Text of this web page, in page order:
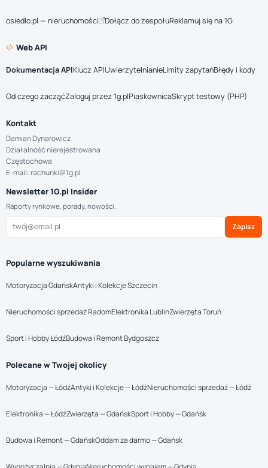
osiedlo.pl — nieruchomości Dołącz do zespołuReklamuj się na 1G
Web API
Dokumentacja APIKlucz APIUwierzytelnianieLimity zapytańBłędy i kody
Od czego zacząćZaloguj przez 1g.plPiaskownicaSkrypt testowy (PHP)
Kontakt
Damian Dynarowicz
Działalność nierejestrowana
Częstochowa
E-mail: rachunki@1g.pl
Newsletter 1G.pl Insider
Raporty rynkowe, porady, nowości.
Zapisz
Popularne wyszukiwania
Motoryzacja GdańskAntyki i Kolekcje Szczecin
Nieruchomości sprzedaż RadomElektronika LublinZwierzęta Toruń
Sport i Hobby ŁódźBudowa i Remont Bydgoszcz
Polecane w Twojej okolicy
Motoryzacja — ŁódźAntyki i Kolekcje — ŁódźNieruchomości sprzedaż — Łódź
Elektronika — ŁódźZwierzęta — GdańskSport i Hobby — Gdańsk
Budowa i Remont — GdańskOddam za darmo — Gdańsk